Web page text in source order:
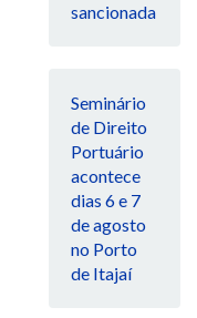
sancionada
Seminário
de Direito
Portuário
acontece
dias 6 e 7
de agosto
no Porto
de Itajaí